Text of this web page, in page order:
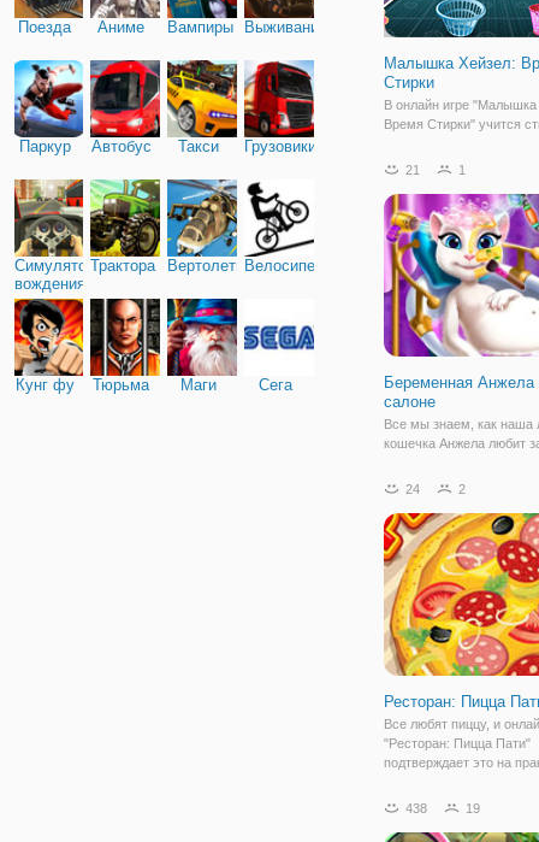
Поезда Аниме Вампиры Выживание
Паркур Автобус Такси Грузовики
Симулятор
вождения
Трактора ВертолетыВелосипед
Кунг фу Тюрьма Маги Сега
Малышка Хейзел:
Стирки
В онлайн игре "Малышка
Время Стирки" учится
самостоятельна и вот
хлопотами. А вы
малышке научиться
стиральной машиной и
21 1
Беременная Анжела
салоне
Все мы знаем, как наша
кошечка Анжела любит
красивый и модный вид.
родит милого ребеночка
мужа Тома. Сегодня
день, когда
24 2
Ресторан: Пицца
Все любят пиццу, и
"Ресторан: Пицца Пати"
подтверждает это на
поток посетителей,
438 19